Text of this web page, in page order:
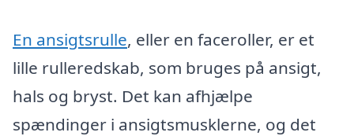
En ansigtsrulle, eller en faceroller, er et
lille rulleredskab, som bruges på ansigt,
hals og bryst. Det kan afhjælpe
spændinger i ansigtsmusklerne, og det